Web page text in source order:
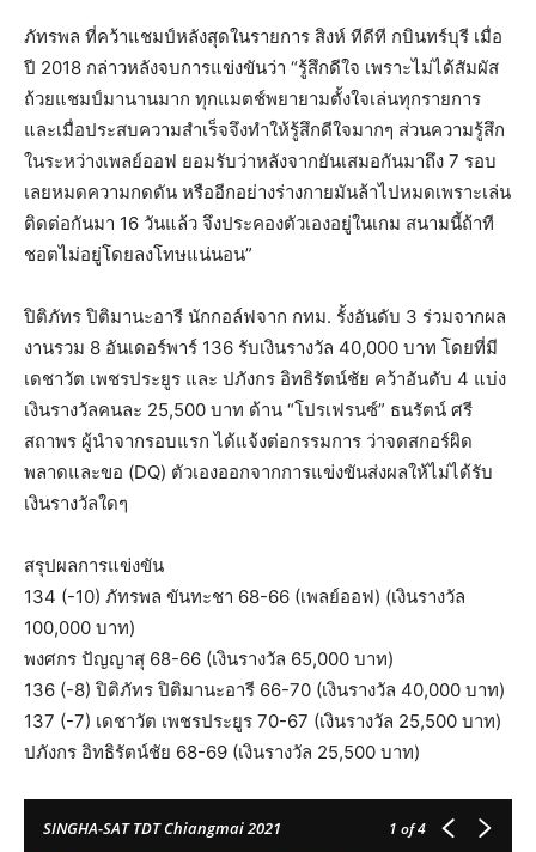
ภัทรพล ที่คว้าแชมป์หลังสุดในรายการ สิงห์ ทีดีที กบินทร์บุรี เมื่อ
ปี 2018 กล่าวหลังจบการแข่งขันว่า “รู้สึกดีใจ เพราะไม่ได้สัมผัส
ถ้วยแชมป์มานานมาก ทุกแมตช์พยายามตั้งใจเล่นทุกรายการ
และเมื่อประสบความสำเร็จจึงทำให้รู้สึกดีใจมากๆ ส่วนความรู้สึก
ในระหว่างเพลย์ออฟ ยอมรับว่าหลังจากยันเสมอกันมาถึง 7 รอบ
เลยหมดความกดดัน หรืออีกอย่างร่างกายมันล้าไปหมดเพราะเล่น
ติดต่อกันมา 16 วันแล้ว จึงประคองตัวเองอยู่ในเกม สนามนี้ถ้าที
ชอตไม่อยู่โดยลงโทษแน่นอน”
ปิติภัทร ปิติมานะอารี นักกอล์ฟจาก กทม. รั้งอันดับ 3 ร่วมจากผล
งานรวม 8 อันเดอร์พาร์ 136 รับเงินรางวัล 40,000 บาท โดยที่มี
เดชาวัต เพชรประยูร และ ปภังกร อิทธิรัตน์ชัย คว้าอันดับ 4 แบ่ง
เงินรางวัลคนละ 25,500 บาท ด้าน “โปรเฟรนซ์” ธนรัตน์ ศรี
สถาพร ผู้นำจากรอบแรก ได้แจ้งต่อกรรมการ ว่าจดสกอร์ผิด
พลาดและขอ (DQ) ตัวเองออกจากการแข่งขันส่งผลให้ไม่ได้รับ
เงินรางวัลใดๆ
สรุปผลการแข่งขัน
134 (-10) ภัทรพล ขันทะชา 68-66 (เพลย์ออฟ) (เงินรางวัล
100,000 บาท)
พงศกร ปัญญาสุ 68-66 (เงินรางวัล 65,000 บาท)
136 (-8) ปิติภัทร ปิติมานะอารี 66-70 (เงินรางวัล 40,000 บาท)
137 (-7) เดชาวัต เพชรประยูร 70-67 (เงินรางวัล 25,500 บาท)
ปภังกร อิทธิรัตน์ชัย 68-69 (เงินรางวัล 25,500 บาท)
SINGHA-SAT TDT Chiangmai 2021 1 of 4